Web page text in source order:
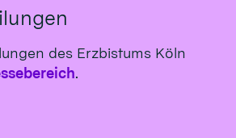
des Erzbistums Köln
.